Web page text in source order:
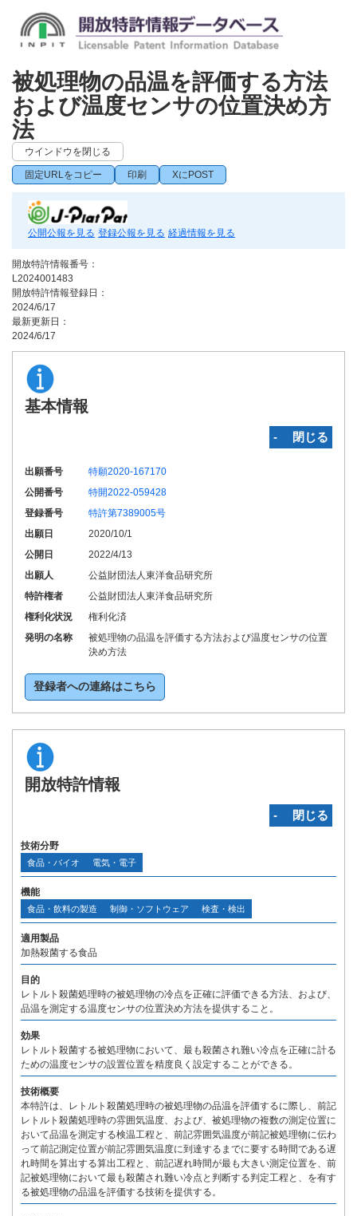
被処理物の品温を評価する方法
および温度センサの位置決め方
法
ウインドウを閉じる
固定URLをコピー 印刷 XにPOST
公開公報を見る 登録公報を見る 経過情報を見る
開放特許情報番号：
L2024001483
開放特許情報登録日：
2024/6/17
最新更新日：
2024/6/17
基本情報
‐ 閉じる
出願番号
特願2020-167170
公開番号
特開2022-059428
登録番号
特許第7389005号
出願日
2020/10/1
公開日
2022/4/13
出願人
公益財団法人東洋食品研究所
特許権者
公益財団法人東洋食品研究所
権利化状況
権利化済
発明の名称
被処理物の品温を評価する方法および温度センサの位置
決め方法
登録者への連絡はこちら
開放特許情報
‐ 閉じる
技術分野
食品・バイオ 電気・電子
機能
食品・飲料の製造 制御・ソフトウェア 検査・検出
適用製品
加熱殺菌する食品
目的
レトルト殺菌処理時の被処理物の冷点を正確に評価できる方法、および、
品温を測定する温度センサの位置決め方法を提供すること。
効果
レトルト殺菌する被処理物において、最も殺菌され難い冷点を正確に計る
ための温度センサの設置位置を精度良く設定することができる。
技術概要
本特許は、レトルト殺菌処理時の被処理物の品温を評価するに際し、前記
レトルト殺菌処理時の雰囲気温度、および、被処理物の複数の測定位置に
おいて品温を測定する検温工程と、前記雰囲気温度が前記被処理物に伝わ
って前記測定位置が前記雰囲気温度に到達するまでに要する時間である遅
れ時間を算出する算出工程と、前記遅れ時間が最も大きい測定位置を、前
記被処理物において最も殺菌され難い冷点と判断する判定工程と、を有す
る被処理物の品温を評価する技術を提供する。